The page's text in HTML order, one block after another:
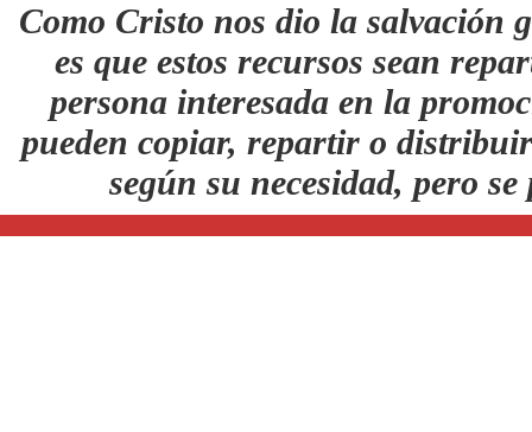
Como Cristo nos dio la salvación
es que estos recursos sean
persona interesada en la
pueden copiar, repartir o
según su necesidad, pero